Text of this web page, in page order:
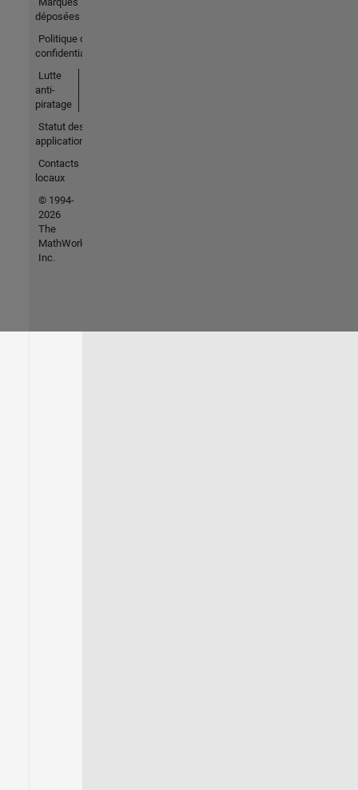
déposées
Politique de
confidentialité
Lutte
anti-
piratage
Statut des
applications
Contacts
locaux
© 1994-
2026
The
MathWorks,
Inc.